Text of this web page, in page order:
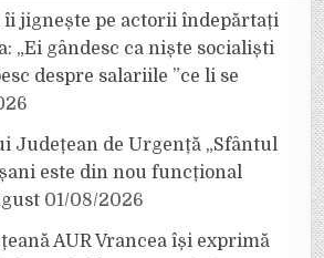
jignește pe actorii îndepărtați
„Ei gândesc ca niște socialiști
despre salariile ”ce li se
Județean de Urgență „Sfântul
este din nou funcțional
01/08/2026
AUR Vrancea își exprimă